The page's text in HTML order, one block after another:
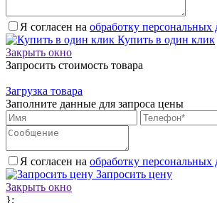
Я согласен на обработку персональных
Купить в один клик
Закрыть окно
Запросить стоимость товара
Загрузка товара
Заполните данные для запроса цены
Я согласен на обработку персональных
Запросить цену
Закрыть окно
};